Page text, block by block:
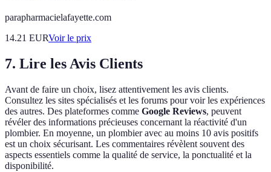
parapharmacielafayette.com
14.21 EURVoir le prix
7. Lire les Avis Clients
Avant de faire un choix, lisez attentivement les avis clients.
Consultez les sites spécialisés et les forums pour voir les expériences
des autres. Des plateformes comme Google Reviews, peuvent
révéler des informations précieuses concernant la réactivité d'un
plombier. En moyenne, un plombier avec au moins 10 avis positifs
est un choix sécurisant. Les commentaires révèlent souvent des
aspects essentiels comme la qualité de service, la ponctualité et la
disponibilité.